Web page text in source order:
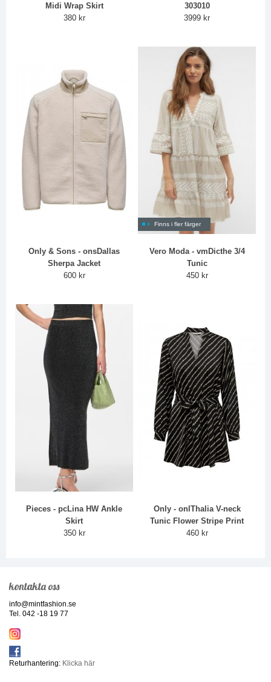
Midi Wrap Skirt
380 kr
303010
3999 kr
Only & Sons - onsDallas
Sherpa Jacket
600 kr
Finns i fler färger
Vero Moda - vmDicthe 3/4
Tunic
450 kr
Pieces - pcLina HW Ankle
Skirt
350 kr
Only - onlThalia V-neck
Tunic Flower Stripe Print
460 kr
kontakta oss
info@mintfashion.se
Tel. 042 -18 19 77
Returhantering: Klicka här